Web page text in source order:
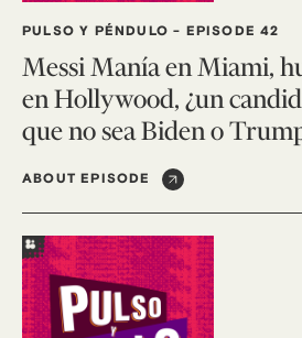
PULSO Y PÉNDULO - EPISODE 42
Messi Manía en Miami,
en Hollywood, ¿un
que no sea Biden o
ABOUT EPISODE